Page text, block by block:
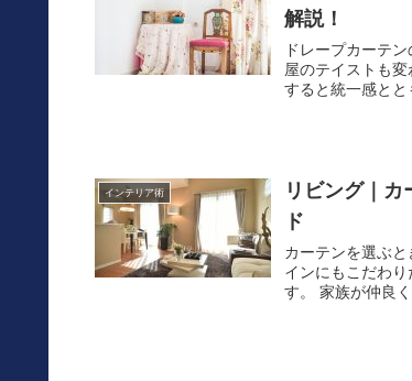
解説！
ドレープカーテ
屋のテイストも
すると統一感とと
インテリア術
リビング｜
ド
カーテンを選ぶ
インにもこだわ
す。 家族が仲良